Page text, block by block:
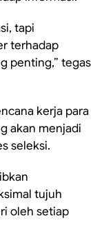
tapi
terhadap
penting,” tegas
kerja para
akan menjadi
seleksi.
tujuh
oleh setiap